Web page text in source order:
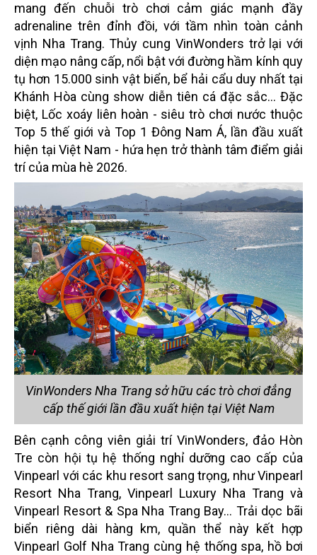
mang đến chuỗi trò chơi cảm giác mạnh đầy
adrenaline trên đỉnh đồi, với tầm nhìn toàn cảnh
vịnh Nha Trang. Thủy cung VinWonders trở lại với
diện mạo nâng cấp, nổi bật với đường hầm kính quy
tụ hơn 15.000 sinh vật biển, bể hải cẩu duy nhất tại
Khánh Hòa cùng show diễn tiên cá đặc sắc… Đặc
biệt, Lốc xoáy liên hoàn - siêu trò chơi nước thuộc
Top 5 thế giới và Top 1 Đông Nam Á, lần đầu xuất
hiện tại Việt Nam - hứa hẹn trở thành tâm điểm giải
trí của mùa hè 2026.
VinWonders Nha Trang sở hữu các trò chơi đẳng
cấp thế giới lần đầu xuất hiện tại Việt Nam
Bên cạnh công viên giải trí VinWonders, đảo Hòn
Tre còn hội tụ hệ thống nghỉ dưỡng cao cấp của
Vinpearl với các khu resort sang trọng, như Vinpearl
Resort Nha Trang, Vinpearl Luxury Nha Trang và
Vinpearl Resort & Spa Nha Trang Bay… Trải dọc bãi
biển riêng dài hàng km, quần thể này kết hợp
Vinpearl Golf Nha Trang cùng hệ thống spa, hồ bơi